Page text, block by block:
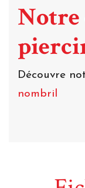
Découvre
nombril